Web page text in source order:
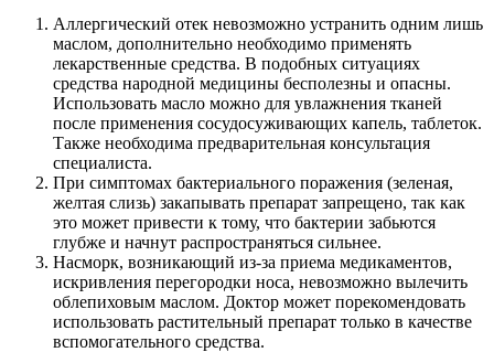
Аллергический отек невозможно устранить одним лишь
маслом, дополнительно необходимо применять
лекарственные средства. В подобных ситуациях
средства народной медицины бесполезны и опасны.
Использовать масло можно для увлажнения тканей
после применения сосудосуживающих капель, таблеток.
Также необходима предварительная консультация
специалиста.
При симптомах бактериального поражения (зеленая,
желтая слизь) закапывать препарат запрещено, так как
это может привести к тому, что бактерии забьются
глубже и начнут распространяться сильнее.
Насморк, возникающий из-за приема медикаментов,
искривления перегородки носа, невозможно вылечить
облепиховым маслом. Доктор может порекомендовать
использовать растительный препарат только в качестве
вспомогательного средства.